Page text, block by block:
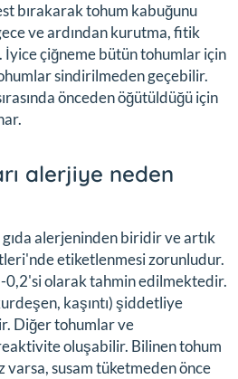
bırakarak tohum kabuğunu
ve ardından kurutma, fitik
çiğneme bütün tohumlar için
sindirilmeden geçebilir.
önceden öğütüldüğü için
alerjiye neden
alerjeninden biridir ve artık
etiketlenmesi zorunludur.
0,2'si olarak tahmin edilmektedir.
kaşıntı) şiddetliye
Diğer tohumlar ve
oluşabilir. Bilinen tohum
susam tüketmeden önce